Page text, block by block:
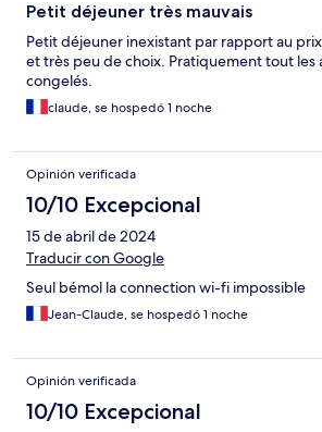
Petit déjeuner très mauvais
Petit déjeuner inexistant par rapport au
et très peu de choix. Pratiquement tout les
congelés.
claude, se hospedó 1 noche
Opinión verificada
10/10 Excepcional
15 de abril de 2024
Traducir con Google
Seul bémol la connection wi-fi impossible
Jean-Claude, se hospedó 1 noche
Opinión verificada
10/10 Excepcional